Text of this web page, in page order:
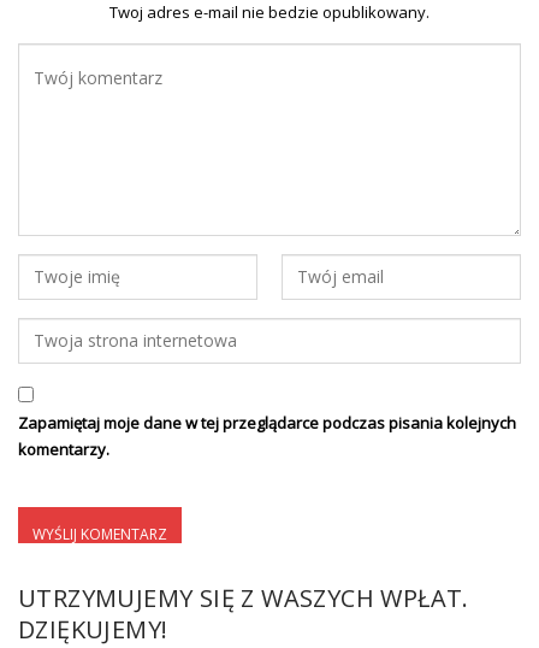
Twoj adres e-mail nie bedzie opublikowany.
Zapamiętaj moje dane w tej przeglądarce podczas pisania kolejnych
komentarzy.
UTRZYMUJEMY SIĘ Z WASZYCH WPŁAT.
DZIĘKUJEMY!